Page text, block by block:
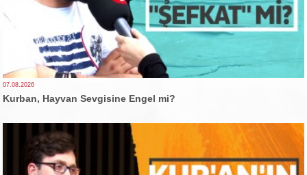
07.08.2026
Kurban, Hayvan Sevgisine Engel mi?